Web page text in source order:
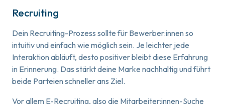
Recruiting
Dein Recruiting-Prozess sollte für Bewerber:innen so
intuitiv und einfach wie möglich sein. Je leichter jede
Interaktion abläuft, desto positiver bleibt diese Erfahrung
in Erinnerung. Das stärkt deine Marke nachhaltig und führt
beide Parteien schneller ans Ziel.
Vor allem E-Recruiting, also die Mitarbeiter:innen-Suche